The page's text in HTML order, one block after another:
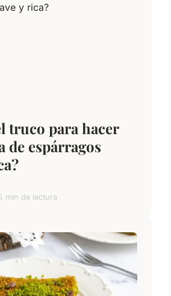
truco para hacer
de espárragos
min de lectura